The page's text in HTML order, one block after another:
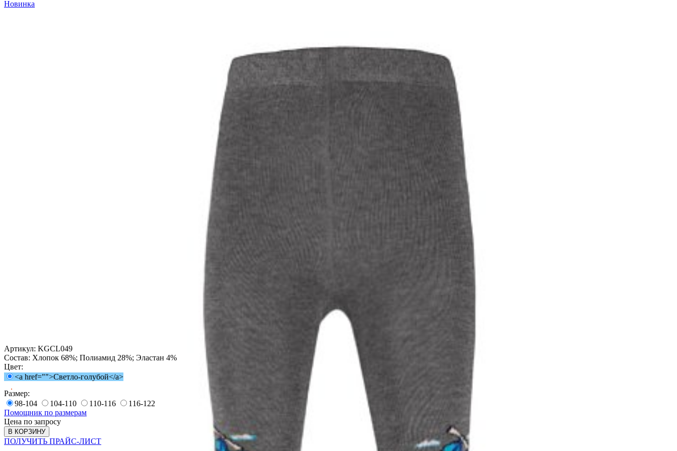
Новинка
Артикул: KGCL049
Состав: Хлопок 68%; Полиамид 28%; Эластан 4%
Цвет:
<a href="">Светло-голубой</a>
Размер:
98-104
104-110 110-116
116-122
Помощник по размерам
Цена по запросу
В КОРЗИНУ
ПОЛУЧИТЬ ПРАЙС-ЛИСТ